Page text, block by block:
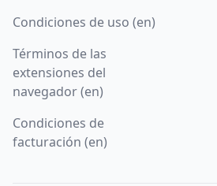
Condiciones de uso (en)
Términos de las
extensiones del
navegador (en)
Condiciones de
facturación (en)